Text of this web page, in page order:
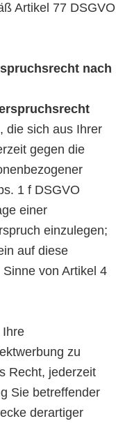
Artikel 77 DSGVO
nach
die sich aus Ihrer
gegen die
1 f DSGVO
einer
einzulegen;
auf diese
von Artikel 4
Ihre
zu
Recht, jederzeit
Sie betreffender
derartiger